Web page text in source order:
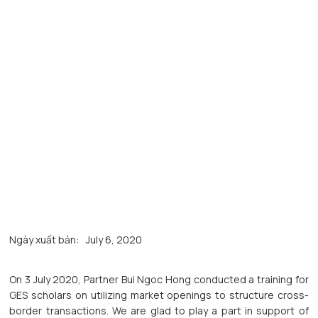
Ngày xuất bản: July 6, 2020
On 3 July 2020, Partner Bui Ngoc Hong conducted a training for
GES scholars on utilizing market openings to structure cross-
border transactions. We are glad to play a part in support of